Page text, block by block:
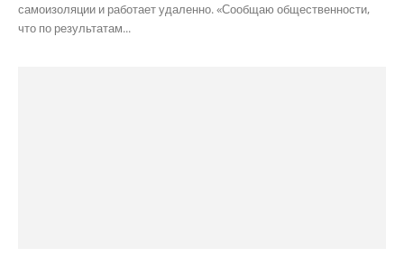
самоизоляции и работает удаленно. «Сообщаю общественности,
что по результатам...